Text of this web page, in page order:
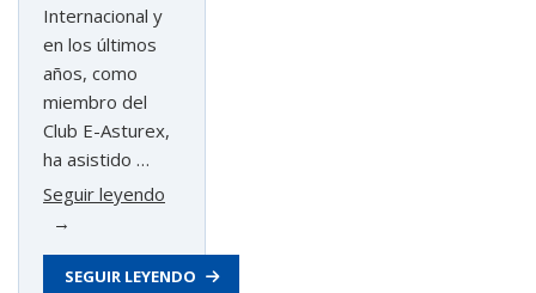
Internacional y
en los últimos
años, como
miembro del
Club E-Asturex,
ha asistido …
Seguir leyendo
de
Lemos,
SEGUIR LEYENDO